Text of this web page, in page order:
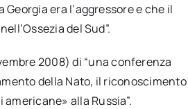
era l’aggressore e che il
del Sud”.
2008) di “una conferenza
della Nato, il riconoscimento
alla Russia”.